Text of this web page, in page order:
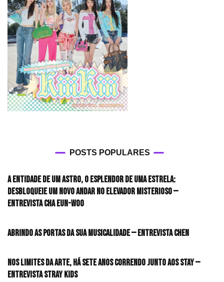
POSTS POPULARES
A entidade de um astro, o esplendor de uma estrela:
desbloqueie um novo andar no elevador misterioso —
Entrevista CHA EUN-WOO
Abrindo as portas da sua musicalidade — Entrevista CHEN
Nos limites da arte, há sete anos correndo junto aos STAY —
Entrevista Stray Kids